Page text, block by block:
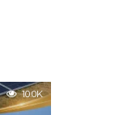
10.0K